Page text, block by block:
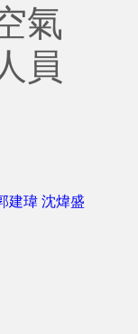
氣
員
建瑋 沈煒盛